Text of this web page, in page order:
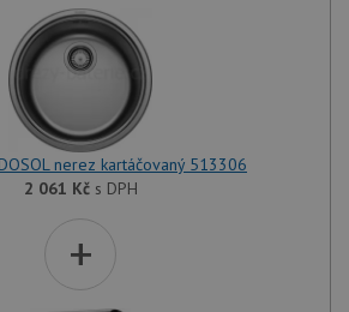
nerez kartáčovaný 513306
2 061 Kčs DPH
+